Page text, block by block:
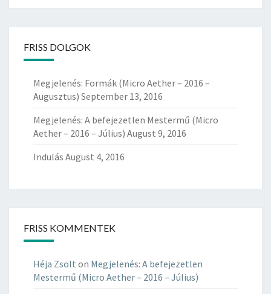
Ú
S
)
FRISS DOLGOK
Megjelenés: Formák (Micro Aether – 2016 –
Augusztus) September 13, 2016
Megjelenés: A befejezetlen Mestermű (Micro
Aether – 2016 – Július) August 9, 2016
Indulás August 4, 2016
FRISS KOMMENTEK
Héja Zsolt on Megjelenés: A befejezetlen
Mestermű (Micro Aether – 2016 – Július)